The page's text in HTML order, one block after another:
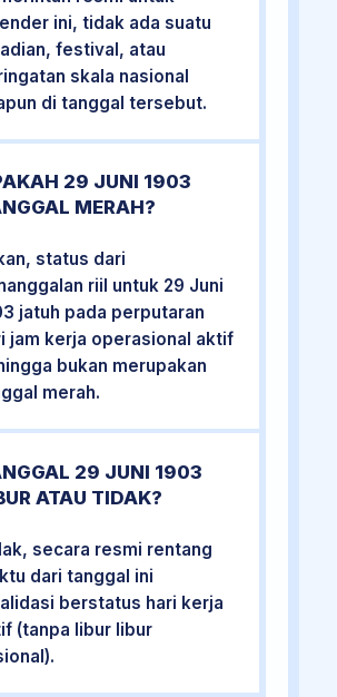
ini, tidak ada suatu
festival, atau
skala nasional
di tanggal tersebut.
29 JUNI 1903
MERAH?
status dari
riil untuk 29 Juni
jatuh pada perputaran
jam kerja operasional aktif
bukan merupakan
merah.
29 JUNI 1903
ATAU TIDAK?
secara resmi rentang
dari tanggal ini
berstatus hari kerja
(tanpa libur libur